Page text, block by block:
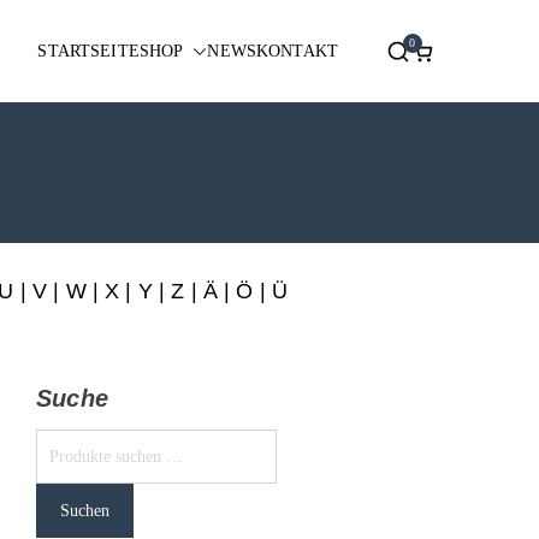
STARTSEITESHOP NEWSKONTAKT 0
U V W|X Y|Z Ä| Ö | Ü
Suche
Suchen